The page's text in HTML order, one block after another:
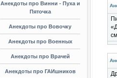
Анекдоты про Винни - Пуха и
Пяточка
Анекдоты про Вовочку
Анекдоты про Военных
Анекдоты про Врачей
Анекдоты про ГАИшников